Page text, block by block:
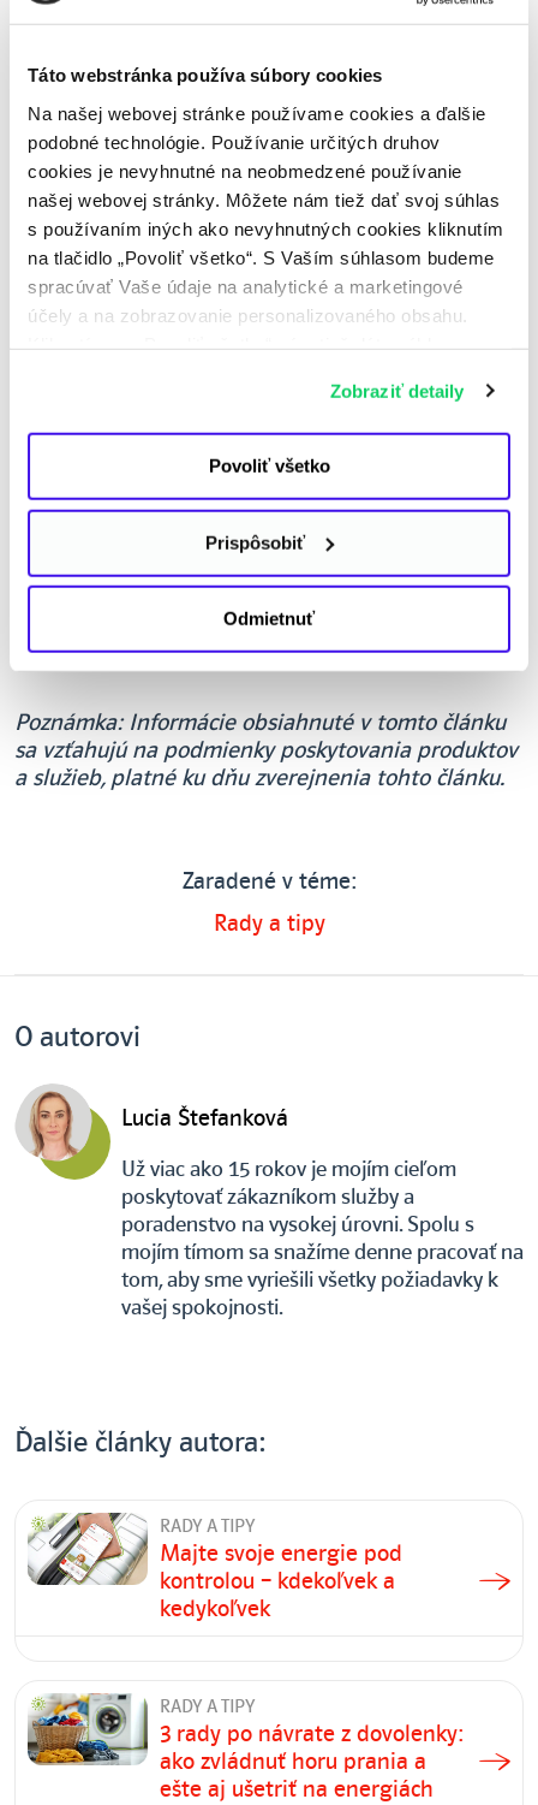
Táto webstránka používa súbory cookies
Na našej webovej stránke používame cookies a ďalšie
podobné technológie. Používanie určitých druhov
cookies je nevyhnutné na neobmedzené používanie
našej webovej stránky. Môžete nám tiež dať svoj súhlas
s používaním iných ako nevyhnutných cookies kliknutím
na tlačidlo „Povoliť všetko“. S Vaším súhlasom budeme
spracúvať Vaše údaje na analytické a marketingové
účely a na zobrazovanie personalizovaného obsahu.
najmä v USA a v iných tretích krajinách. Ďalšie
informácie nájdete v osobitných nastaveniach
Informácii o spracúvaní údajov
Zobraziť detaily
Povoliť všetko
Prispôsobiť
Odmietnuť
stresu. Skúste si vedome udržať časť dovolenkovej
nastavte si miernejšie tempo v prvých dňoch,
doprajte si drobné radosti: dobrá káva,
večerná prechádzka,
odkladajte menej dôležité veci na neskôr.
A keď už budete skladať vypratú bielizeň, pustite si
k tomu podcastZelené nápady – epizódu o šetrení
energií.Dozviete sa v nej ďalšie spôsoby, ako mať
doma nižšie účty za energie bez veľkej námahy.
Poznámka: Informácie obsiahnuté v tomto článku
sa vzťahujú na podmienky poskytovania produktov
a služieb, platné ku dňu zverejnenia tohto článku.
Zaradené v téme:
Rady a tipy
O autorovi
Lucia Štefanková
Už viac ako 15 rokov je mojím cieľom
poskytovať zákazníkom služby a
poradenstvo na vysokej úrovni. Spolu s
mojím tímom sa snažíme denne pracovať na
tom, aby sme vyriešili všetky požiadavky k
vašej spokojnosti.
Ďalšie články autora:
RADY A TIPY
Majte svoje energie pod
kontrolou – kdekoľvek a
kedykoľvek
RADY A TIPY
3 rady po návrate z dovolenky:
ako zvládnuť horu prania a
ešte aj ušetriť na energiách